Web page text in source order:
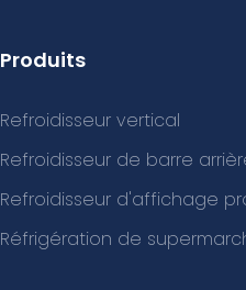
Produits
Refroidisseur vertical
Refroidisseur de barre
Refroidisseur d'affichage
Réfrigération de